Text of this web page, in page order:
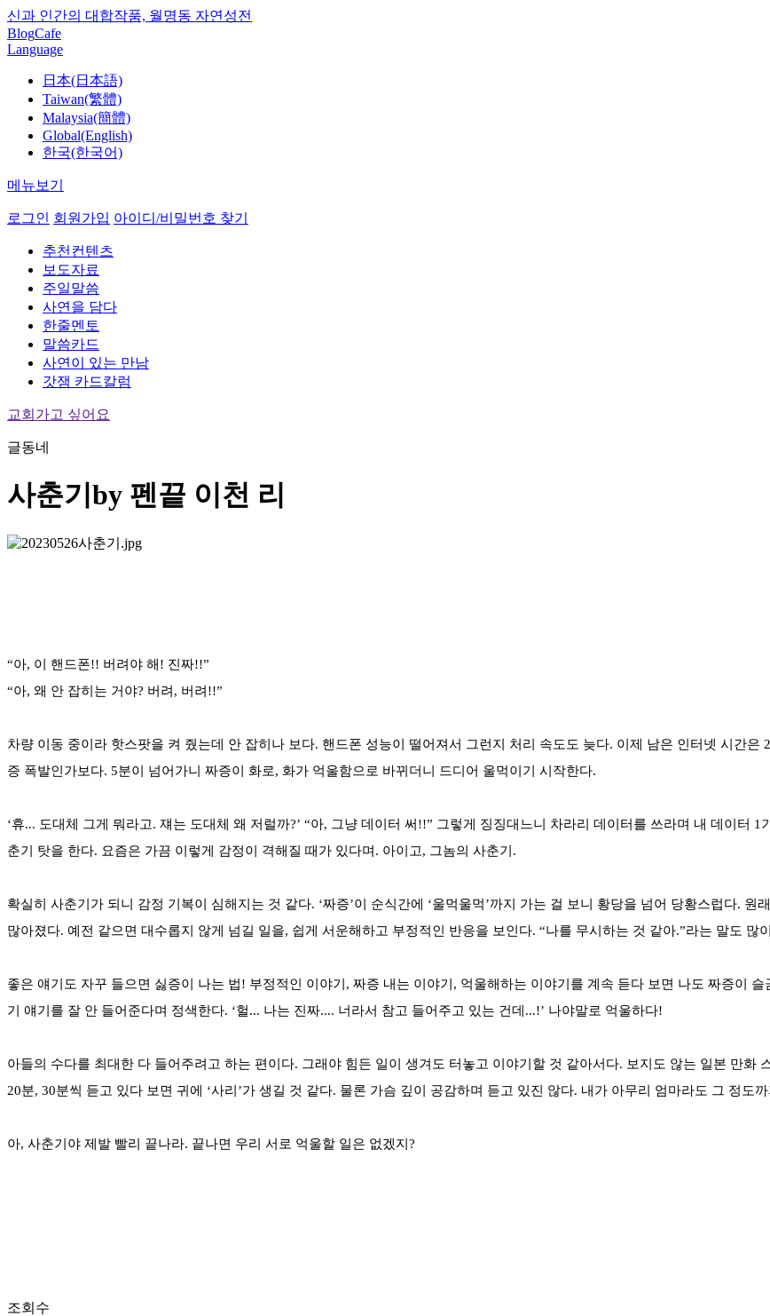
신과 인간의 대합작품, 월명동 자연성전
BlogCafe
Language
日本(日本語)
Taiwan(繁體)
Malaysia(簡體)
Global(English)
한국(한국어)
메뉴보기
로그인 회원가입 아이디/비밀번호 찾기
추천컨텐츠
보도자료
주일말씀
사연을 담다
한줄멘토
말씀카드
사연이 있는 만남
갓잼 카드칼럼
교회가고 싶어요
글동네
사춘기by 펜끝 이천 리
“아, 이 핸드폰!! 버려야 해! 진짜!!”
“아, 왜 안 잡히는 거야? 버려, 버려!!”
차량 이동 중이라 핫스팟을 켜 줬는데 안 잡히나 보다. 핸드폰 성능이 떨어져서 그런지 처리 속도도 늦다. 이제 남은 인터넷 시간
증 폭발인가보다. 5분이 넘어가니 짜증이 화로, 화가 억울함으로 바뀌더니 드디어 울먹이기 시작한다.
‘휴... 도대체 그게 뭐라고. 쟤는 도대체 왜 저럴까?’ “아, 그냥 데이터 써!!” 그렇게 징징대느니 차라리 데이터를 쓰라며 내 데이터
춘기 탓을 한다. 요즘은 가끔 이렇게 감정이 격해질 때가 있다며. 아이고, 그놈의 사춘기.
확실히 사춘기가 되니 감정 기복이 심해지는 것 같다. ‘짜증’이 순식간에 ‘울먹울먹’까지 가는 걸 보니 황당을 넘어 당황스럽다.
많아졌다. 예전 같으면 대수롭지 않게 넘길 일을, 쉽게 서운해하고 부정적인 반응을 보인다. “나를 무시하는 것 같아.”라는 말도 많
좋은 얘기도 자꾸 들으면 싫증이 나는 법! 부정적인 이야기, 짜증 내는 이야기, 억울해하는 이야기를 계속 듣다 보면 나도 짜증이
기 얘기를 잘 안 들어준다며 정색한다. ‘헐... 나는 진짜.... 너라서 참고 들어주고 있는 건데...!’ 나야말로 억울하다!
아들의 수다를 최대한 다 들어주려고 하는 편이다. 그래야 힘든 일이 생겨도 터놓고 이야기할 것 같아서다. 보지도 않는 일본 만화
20분, 30분씩 듣고 있다 보면 귀에 ‘사리’가 생길 것 같다. 물론 가슴 깊이 공감하며 듣고 있진 않다. 내가 아무리 엄마라도 그 정도
아, 사춘기야 제발 빨리 끝나라. 끝나면 우리 서로 억울할 일은 없겠지?
조회수